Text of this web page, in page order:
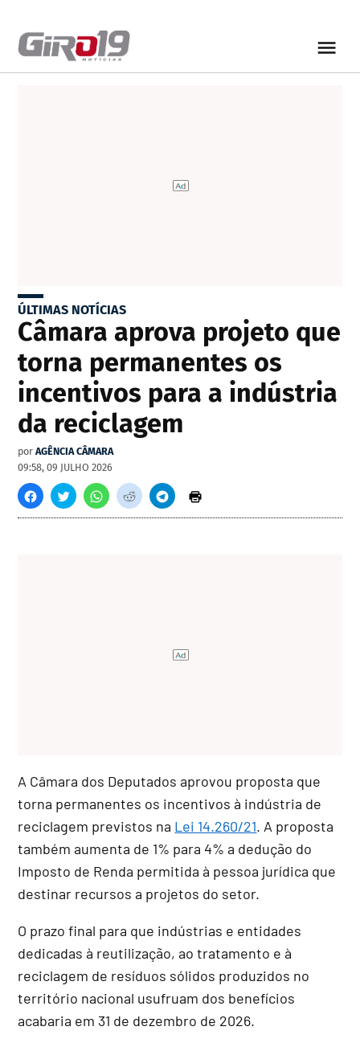
ÚLTIMAS NOTÍCIAS
Câmara aprova projeto que
torna permanentes os
incentivos para a indústria
da reciclagem
por AGÊNCIA CÂMARA
09:58, 09 JULHO 2026
A Câmara dos Deputados aprovou proposta que
torna permanentes os incentivos à indústria de
reciclagem previstos na Lei 14.260/21. A proposta
também aumenta de 1% para 4% a dedução do
Imposto de Renda permitida à pessoa jurídica que
destinar recursos a projetos do setor.
O prazo final para que indústrias e entidades
dedicadas à reutilização, ao tratamento e à
reciclagem de resíduos sólidos produzidos no
território nacional usufruam dos benefícios
acabaria em 31 de dezembro de 2026.